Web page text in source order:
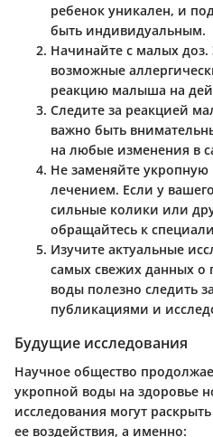
ребенок уникален, и
быть индивидуальным.
Начинайте с малых доз.
возможные
реакцию малыша на
Следите за реакцией
важно быть
на любые изменения в
Не заменяйте
лечением. Если у
сильные колики или
обращайтесь к
Изучите актуальные
самых свежих данных о
воды полезно следить
публикациями и
Будущие исследования
Научное общество
укропной воды на здоровье
исследования могут
ее воздействия, а именно: